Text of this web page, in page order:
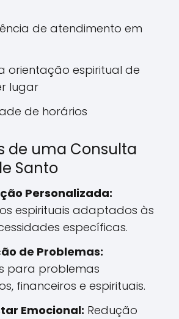
de atendimento em
orientação espiritual de
lugar
de horários
de uma Consulta
Santo
Personalizada:
espirituais adaptados às
específicas.
de Problemas:
para problemas
financeiros e espirituais.
Emocional: Redução